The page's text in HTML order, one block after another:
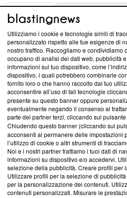
ABOUT
Questa sezione offre informazioni
News, sui nostri processi editoriali e
creare news di qualità. Inoltre,
‘Trust Project - News with Integrity’
ancora membro del programma,
parte; Trust Project non ha ancora
conformità agli standard.
Su di noi
Team editoriale
Corporate
Redazione
Informativa Privacy
Utilizziamo i cookie e tecnologie simili di
personalizzato rispetto alle tue esigenze di
nostro traffico. Raccogliamo e condividiamo
occupano di analisi dei dati web, pubblicità
informazioni sul tuo dispositivo, come
dispositivo, i quali potrebbero combinarle
fornito loro o che hanno raccolto dal tuo
acconsentire all’uso di tali tecnologie
presente su questo banner oppure
eventualmente negando il consenso al
parte dei partner terzi, cliccando sul pulsante
Chiudendo questo banner (cliccando sul
acconsenti al permanere delle impostazioni
l’utilizzo di cookie o altri strumenti di
Noi e i nostri partner trattiamo i tuoi dati di
informazioni su dispositivo e/o accedervi.
selezione della pubblicità. Creare profili per
Utilizzare profili per la selezione di
per la personalizzazione dei contenuti.
contenuti personalizzati. Misurare le